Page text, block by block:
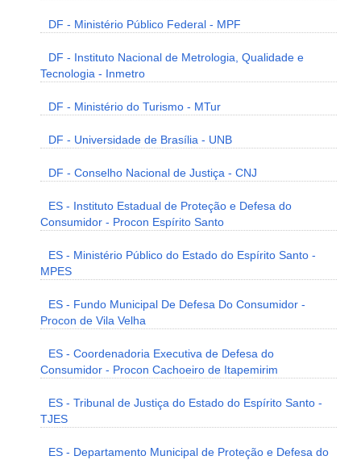
DF - Ministério Público Federal - MPF
DF - Instituto Nacional de Metrologia, Qualidade e
Tecnologia - Inmetro
DF - Ministério do Turismo - MTur
DF - Universidade de Brasília - UNB
DF - Conselho Nacional de Justiça - CNJ
ES - Instituto Estadual de Proteção e Defesa do
Consumidor - Procon Espírito Santo
ES - Ministério Público do Estado do Espírito Santo -
MPES
ES - Fundo Municipal De Defesa Do Consumidor -
Procon de Vila Velha
ES - Coordenadoria Executiva de Defesa do
Consumidor - Procon Cachoeiro de Itapemirim
ES - Tribunal de Justiça do Estado do Espírito Santo -
TJES
ES - Departamento Municipal de Proteção e Defesa do